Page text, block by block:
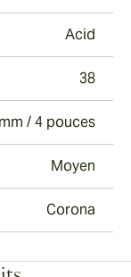
Acid
38
/ 4 pouces
Moyen
Corona